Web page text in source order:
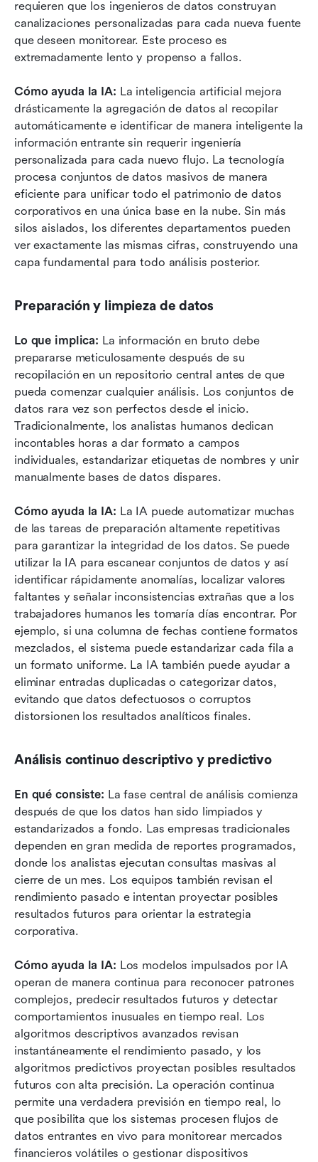
requieren que los ingenieros de datos construyan
canalizaciones personalizadas para cada nueva fuente
que deseen monitorear. Este proceso es
extremadamente lento y propenso a fallos.
Cómo ayuda la IA: La inteligencia artificial mejora
drásticamente la agregación de datos al recopilar
automáticamente e identificar de manera inteligente la
información entrante sin requerir ingeniería
personalizada para cada nuevo flujo. La tecnología
procesa conjuntos de datos masivos de manera
eficiente para unificar todo el patrimonio de datos
corporativos en una única base en la nube. Sin más
silos aislados, los diferentes departamentos pueden
ver exactamente las mismas cifras, construyendo una
capa fundamental para todo análisis posterior.
Preparación y limpieza de datos
Lo que implica: La información en bruto debe
prepararse meticulosamente después de su
recopilación en un repositorio central antes de que
pueda comenzar cualquier análisis. Los conjuntos de
datos rara vez son perfectos desde el inicio.
Tradicionalmente, los analistas humanos dedican
incontables horas a dar formato a campos
individuales, estandarizar etiquetas de nombres y unir
manualmente bases de datos dispares.
Cómo ayuda la IA: La IA puede automatizar muchas
de las tareas de preparación altamente repetitivas
para garantizar la integridad de los datos. Se puede
utilizar la IA para escanear conjuntos de datos y así
identificar rápidamente anomalías, localizar valores
faltantes y señalar inconsistencias extrañas que a los
trabajadores humanos les tomaría días encontrar. Por
ejemplo, si una columna de fechas contiene formatos
mezclados, el sistema puede estandarizar cada fila a
un formato uniforme. La IA también puede ayudar a
eliminar entradas duplicadas o categorizar datos,
evitando que datos defectuosos o corruptos
distorsionen los resultados analíticos finales.
Análisis continuo descriptivo y predictivo
En qué consiste: La fase central de análisis comienza
después de que los datos han sido limpiados y
estandarizados a fondo. Las empresas tradicionales
dependen en gran medida de reportes programados,
donde los analistas ejecutan consultas masivas al
cierre de un mes. Los equipos también revisan el
rendimiento pasado e intentan proyectar posibles
resultados futuros para orientar la estrategia
corporativa.
Cómo ayuda la IA: Los modelos impulsados por IA
operan de manera continua para reconocer patrones
complejos, predecir resultados futuros y detectar
comportamientos inusuales en tiempo real. Los
algoritmos descriptivos avanzados revisan
instantáneamente el rendimiento pasado, y los
algoritmos predictivos proyectan posibles resultados
futuros con alta precisión. La operación continua
permite una verdadera previsión en tiempo real, lo
que posibilita que los sistemas procesen flujos de
datos entrantes en vivo para monitorear mercados
financieros volátiles o gestionar dispositivos